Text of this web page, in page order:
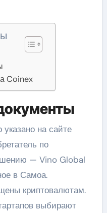
Coinex
на сайте
по
— Vino Global
в Самоа.
криптовалютам.
выбирают